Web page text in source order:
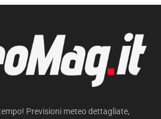
Previsioni meteo dettagliate,